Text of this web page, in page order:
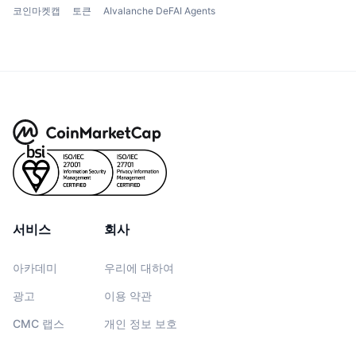
코인마켓캡 토큰 AIvalanche DeFAI Agents
서비스
아카데미
광고
CMC 랩스
회사
우리에 대하여
이용 약관
개인 정보 보호